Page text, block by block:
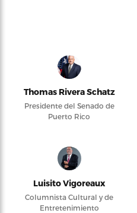
Thomas Rivera Schatz
Presidente del Senado de
Puerto Rico
Luisito Vigoreaux
Columnista Cultural y de
Entretenimiento